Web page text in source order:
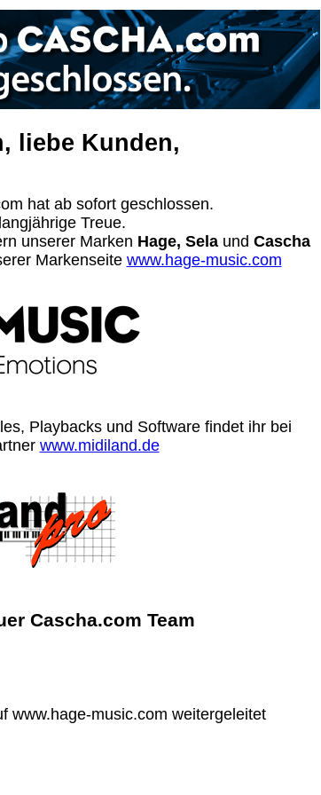
liebe Kunden,
hat ab sofort geschlossen.
Treue.
unserer Marken Hage, Selaund Cascha
Markenseite www.hage-music.com
Playbacks und Software findet ihr bei
www.midiland.de
Cascha.com Team
www.hage-music.com weitergeleitet